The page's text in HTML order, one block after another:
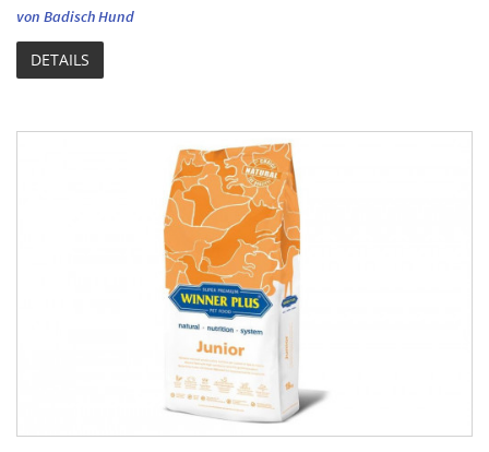
von Badisch Hund
DETAILS